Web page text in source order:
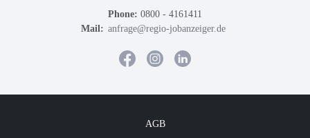
Phone: 0800 - 4161411
Mail: anfrage@regio-jobanzeiger.de
AGB